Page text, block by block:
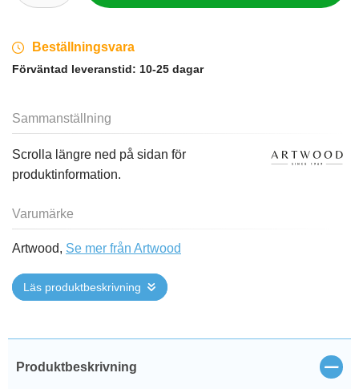
Beställningsvara
Förväntad leveranstid: 10-25 dagar
Sammanställning
Scrolla längre ned på sidan för
produktinformation.
Varumärke
Artwood, Se mer från Artwood
Läs produktbeskrivning
Produktbeskrivning Stäng